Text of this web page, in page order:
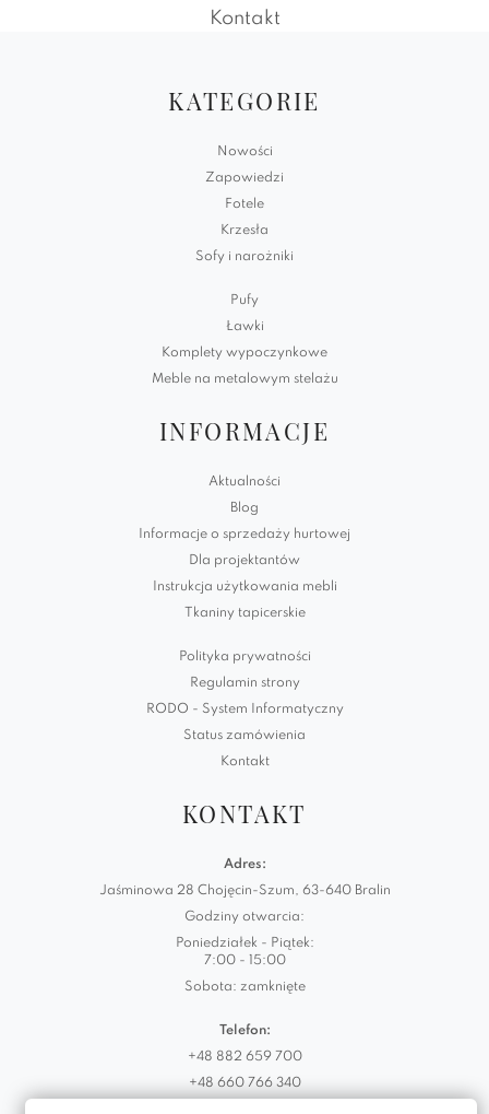
Kontakt
KATEGORIE
Nowości
Zapowiedzi
Fotele
Krzesła
Sofy i narożniki
Pufy
Ławki
Komplety wypoczynkowe
Meble na metalowym stelażu
INFORMACJE
Aktualności
Blog
Informacje o sprzedaży hurtowej
Dla projektantów
Instrukcja użytkowania mebli
Tkaniny tapicerskie
Polityka prywatności
Regulamin strony
RODO - System Informatyczny
Status zamówienia
Kontakt
KONTAKT
Adres:
Jaśminowa 28 Chojęcin-Szum, 63-640 Bralin
Godziny otwarcia:
Poniedziałek - Piątek:
7:00 - 15:00
Sobota: zamknięte
Telefon:
+48 882 659 700
+48 660 766 340